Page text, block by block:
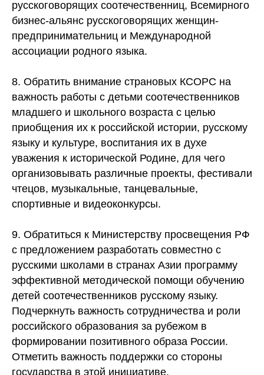
русскоговорящих соотечественниц, Всемирного
бизнес-альянс русскоговорящих женщин-
предпринимательниц и Международной
ассоциации родного языка.
8. Обратить внимание страновых КСОРС на
важность работы с детьми соотечественников
младшего и школьного возраста с целью
приобщения их к российской истории, русскому
языку и культуре, воспитания их в духе
уважения к исторической Родине, для чего
организовывать различные проекты, фестивали
чтецов, музыкальные, танцевальные,
спортивные и видеоконкурсы.
9. Обратиться к Министерству просвещения РФ
с предложением разработать совместно с
русскими школами в странах Азии программу
эффективной методической помощи обучению
детей соотечественников русскому языку.
Подчеркнуть важность сотрудничества и роли
российского образования за рубежом в
формировании позитивного образа России.
Отметить важность поддержки со стороны
государства в этой инициативе.